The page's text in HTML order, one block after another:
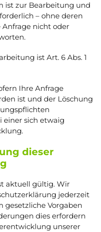
ist zur Bearbeitung und
– ohne deren
nicht oder
ist Art. 6 Abs. 1
Ihre Anfrage
ist und der Löschung
einer sich etwaig
dieser
aktuell gültig. Wir
jederzeit
gesetzliche Vorgaben
dies erfordern
unserer